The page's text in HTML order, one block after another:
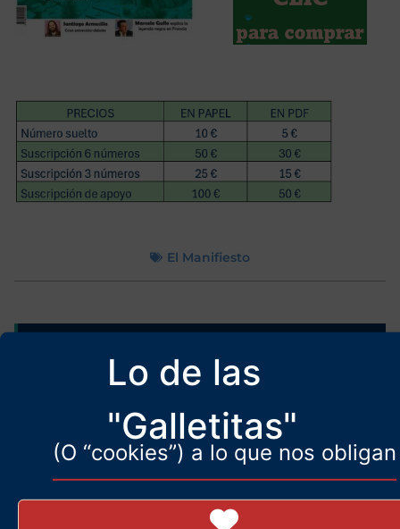
Lo de las
"Galletitas"
(O “cookies”) a lo que nos obligan
El Manifiesto
Más artículos de Duarte
Branquinho
Facebook suprime la censura
11 de enero de 2025